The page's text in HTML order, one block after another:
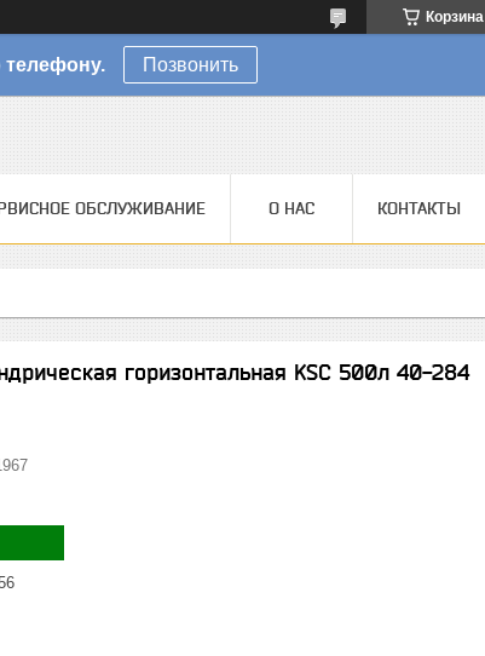
Корзина
телефону. Позвонить
ОБСЛУЖИВАНИЕ О НАС КОНТАКТЫ
горизонтальная KSC 500л 40-284